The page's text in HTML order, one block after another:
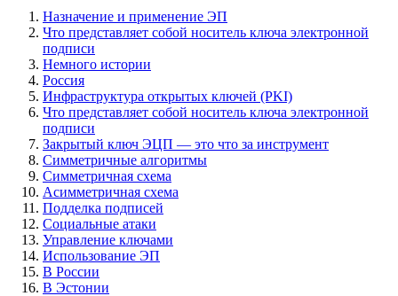
Назначение и применение ЭП
Что представляет собой носитель ключа электронной
подписи
Немного истории
Россия
Инфраструктура открытых ключей (PKI)
Что представляет собой носитель ключа электронной
подписи
Закрытый ключ ЭЦП — это что за инструмент
Симметричные алгоритмы
Симметричная схема
Асимметричная схема
Подделка подписей
Социальные атаки
Управление ключами
Использование ЭП
В России
В Эстонии